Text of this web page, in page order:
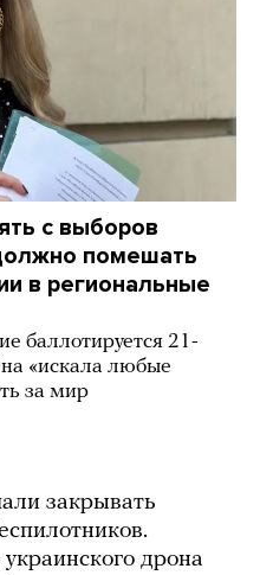
с выборов
помешать
в региональные
баллотируется 21-
«искала любые
за мир
закрывать
дрона